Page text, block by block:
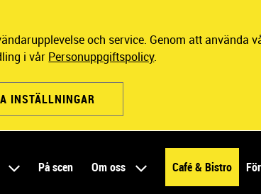
och service. Genom att
i vår Personuppgiftspolicy.
INSTÄLLNINGAR
På scen Om oss Café & Bistro